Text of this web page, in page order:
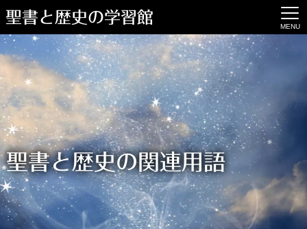
聖書と歴史の学習館
MENU
聖書と歴史の関連用語